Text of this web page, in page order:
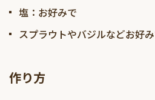
塩：お好みで
スプラウトやバジルなどお好み
作り方